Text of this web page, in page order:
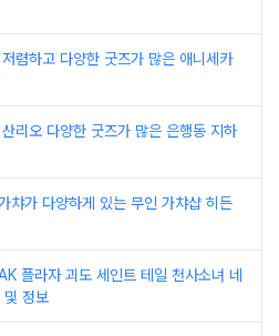
렴하고 다양한 굿즈가 많은 애니세카
리오 다양한 굿즈가 많은 은행동 지하
챠가 다양하게 있는 무인 가챠샵 히든
플라자 괴도 세인트 테일 천사소녀 네
및 정보